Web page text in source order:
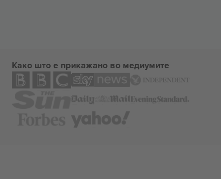
Како што е прикажано во медиумите